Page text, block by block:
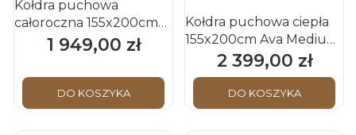
Kołdra puchowa
całoroczna 155x200cm
Ava Medium OBB
Schwarzwald (100%
puch)
Cena
1 949,00 zł
DO KOSZYKA
Kołdra puchowa ciepła
155x200cm Ava Medium
OBB Schwarzwald
(100% puch)
Cena
2 399,00 zł
DO KOSZYKA